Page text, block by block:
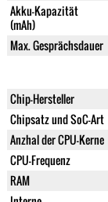
Akku-Kapazität
(mAh)
Max. Gesprächsdauer
Chip-Hersteller
Chipsatz und SoC-Art
Anzhal der CPU-Kerne
CPU-Frequenz
RAM